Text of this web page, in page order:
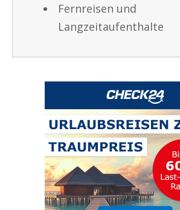
Fernreisen und
Langzeitaufenthalte